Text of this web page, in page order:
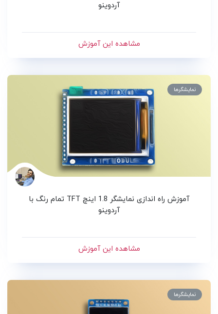
آردوینو
مشاهده این آموزش
نمایشگرها
آموزش راه اندازی نمایشگر 1.8 اینچ TFT تمام رنگ با
آردوینو
مشاهده این آموزش
نمایشگرها